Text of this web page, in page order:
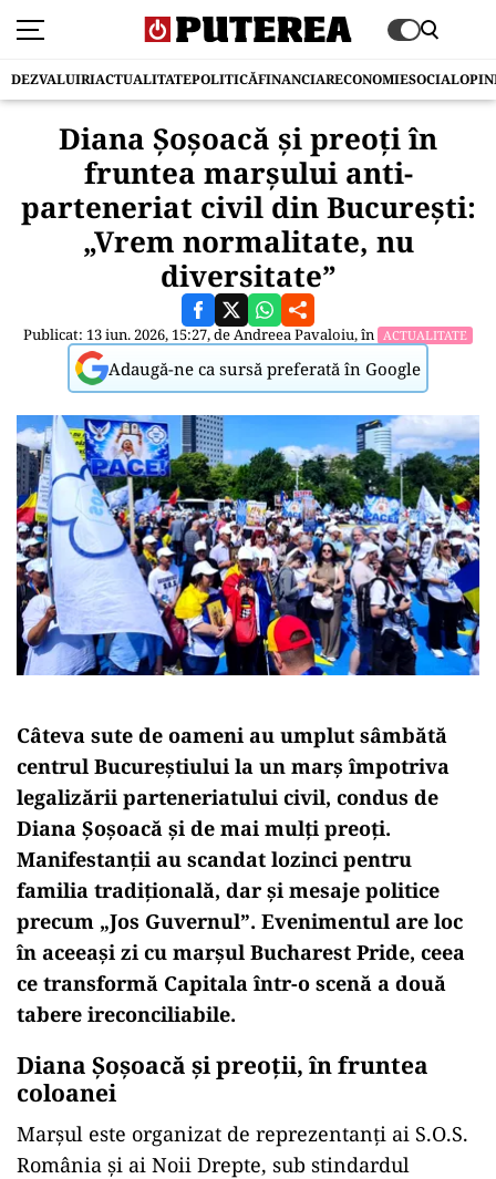
DEZVALUIRIACTUALITATEPOLITICĂFINANCIARECONOMIESOCIAL
Diana Șoșoacă și preoți în
fruntea marșului anti-
parteneriat civil din București:
„Vrem normalitate, nu
diversitate”
Publicat: 13 iun. 2026, 15:27, deAndreea Pavaloiu, în ACTUALITATE
Adaugă-ne ca sursă preferată în Google
Câteva sute de oameni au umplut sâmbătă
centrul Bucureștiului la un marș împotriva
legalizării parteneriatului civil, condus de
Diana Șoșoacă și de mai mulți preoți.
Manifestanții au scandat lozinci pentru
familia tradițională, dar și mesaje politice
precum „Jos Guvernul”. Evenimentul are loc
în aceeași zi cu marșul Bucharest Pride, ceea
ce transformă Capitala într-o scenă a două
tabere ireconciliabile.
Diana Șoșoacă și preoții, în fruntea
coloanei
Marșul este organizat de reprezentanți ai S.O.S.
România și ai Noii Drepte, sub stindardul